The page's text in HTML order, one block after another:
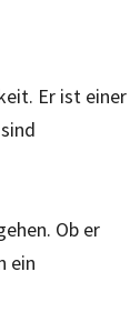
Er ist einer
Ob er
ein